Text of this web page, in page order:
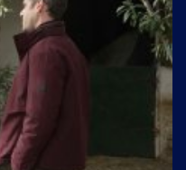
προς αναζήτηση